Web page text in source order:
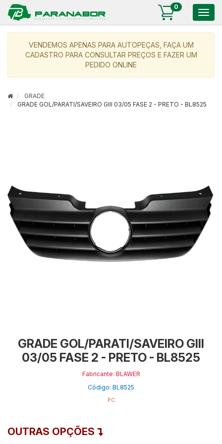
0
VENDEMOS APENAS PARA AUTOPEÇAS, FAÇA UM
CADASTRO PARA CONSULTAR PREÇOS E FAZER UM
PEDIDO ONLINE
GRADE
GRADE GOL/PARATI/SAVEIRO GIII 03/05 FASE 2 - PRETO - BL8525
GRADE GOL/PARATI/SAVEIRO GIII
03/05 FASE 2 - PRETO - BL8525
Fabricante: BLAWER
Código: BL8525
PC
OUTRAS OPÇÕES